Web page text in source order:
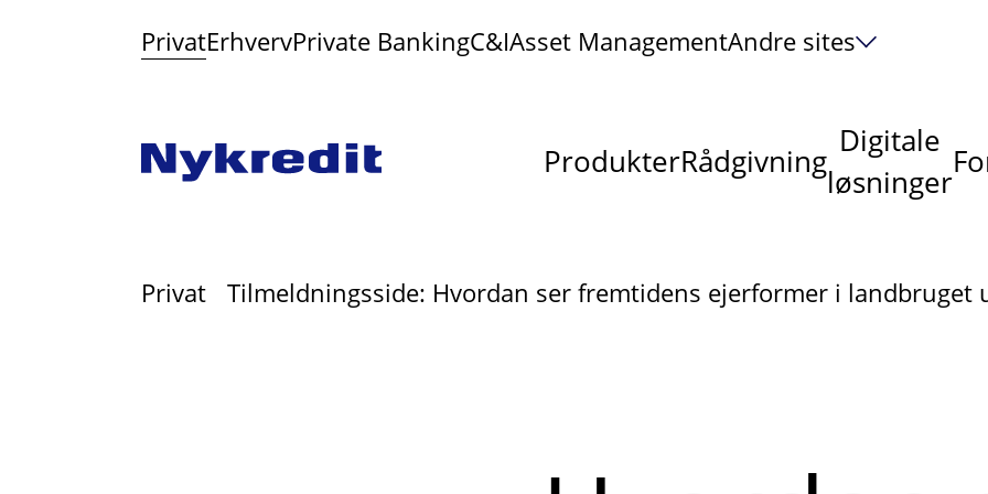
PrivatErhvervPrivate BankingC&IAsset ManagementAndre sites
ProdukterRådgivning
Digitale
løsninger
Privat Tilmeldningsside: Hvordan ser fremtidens ejerformer i landbruget